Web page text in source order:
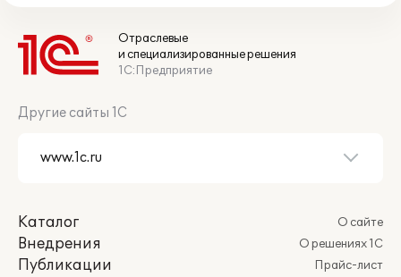
Отраслевые
и специализированные решения
1С:Предприятие
Другие сайты 1С
Каталог
Внедрения
Публикации
О сайте
О решениях 1С
Прайс-лист